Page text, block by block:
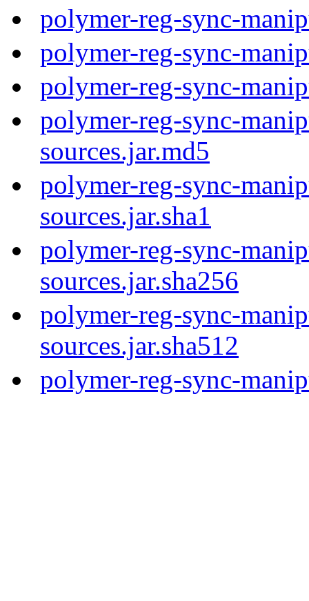
polymer-reg-sync-
polymer-reg-sync-
polymer-reg-sync-
polymer-reg-sync-
sources.jar.md5
polymer-reg-sync-
sources.jar.sha1
polymer-reg-sync-
sources.jar.sha256
polymer-reg-sync-
sources.jar.sha512
polymer-reg-sync-